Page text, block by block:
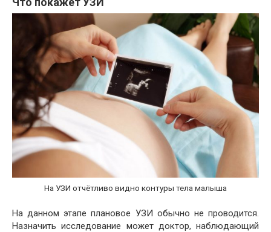
На УЗИ отчётливо видно контуры тела малыша
На данном этапе плановое УЗИ обычно не проводится.
Назначить исследование может доктор, наблюдающий